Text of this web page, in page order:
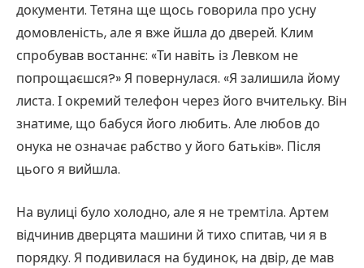
документи. Тетяна ще щось говорила про усну
домовленість, але я вже йшла до дверей. Клим
спробував востаннє: «Ти навіть із Левком не
попрощаєшся?» Я повернулася. «Я залишила йому
листа. І окремий телефон через його вчительку. Він
знатиме, що бабуся його любить. Але любов до
онука не означає рабство у його батьків». Після
цього я вийшла.
На вулиці було холодно, але я не тремтіла. Артем
відчинив дверцята машини й тихо спитав, чи я в
порядку. Я подивилася на будинок, на двір, де мав